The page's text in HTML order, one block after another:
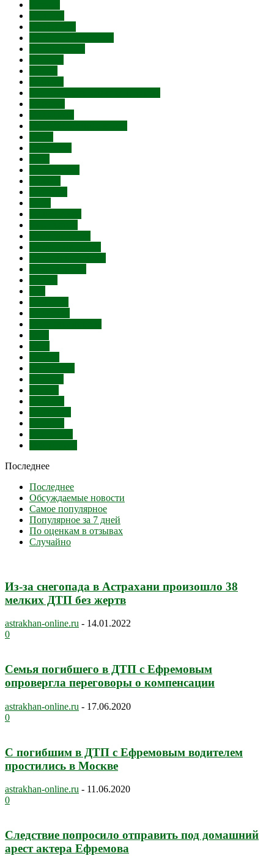
Последнее
Последнее
Обсуждаемые новости
Самое популярное
Популярное за 7 дней
По оценкам в отзывах
Случайно
Из-за снегопада в Астрахани произошло 38
мелких ДТП без жертв
astrakhan-online.ru - 14.01.2022
0
Семья погибшего в ДТП с Ефремовым
опровергла переговоры о компенсации
astrakhan-online.ru - 17.06.2020
0
С погибшим в ДТП с Ефремовым водителем
простились в Москве
astrakhan-online.ru - 11.06.2020
0
Следствие попросило отправить под домашний
арест актера Ефремова